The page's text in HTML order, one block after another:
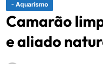
- Aquarismo
Camarão
e aliado